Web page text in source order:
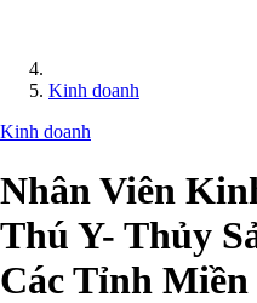
Kinh doanh
Kinh doanh
Nhân Viên
Thú Y- Thủy
Các Tỉnh Miền